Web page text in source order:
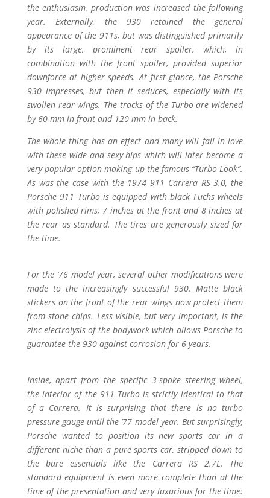
the enthusiasm, production was increased the following
year. Externally, the 930 retained the general
appearance of the 911s, but was distinguished primarily
by its large, prominent rear spoiler, which, in
combination with the front spoiler, provided superior
downforce at higher speeds. At first glance, the Porsche
930 impresses, but then it seduces, especially with its
swollen rear wings. The tracks of the Turbo are widened
by 60 mm in front and 120 mm in back.
The whole thing has an effect and many will fall in love
with these wide and sexy hips which will later become a
very popular option making up the famous “Turbo-Look”.
As was the case with the 1974 911 Carrera RS 3.0, the
Porsche 911 Turbo is equipped with black Fuchs wheels
with polished rims, 7 inches at the front and 8 inches at
the rear as standard. The tires are generously sized for
the time.
For the ’76 model year, several other modifications were
made to the increasingly successful 930. Matte black
stickers on the front of the rear wings now protect them
from stone chips. Less visible, but very important, is the
zinc electrolysis of the bodywork which allows Porsche to
guarantee the 930 against corrosion for 6 years.
Inside, apart from the specific 3-spoke steering wheel,
the interior of the 911 Turbo is strictly identical to that
of a Carrera. It is surprising that there is no turbo
pressure gauge until the ’77 model year. But surprisingly,
Porsche wanted to position its new sports car in a
different niche than a pure sports car, stripped down to
the bare essentials like the Carrera RS 2.7L. The
standard equipment is even more complete than at the
time of the presentation and very luxurious for the time: